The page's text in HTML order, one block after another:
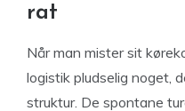
rat
Når man mister sit
logistik pludselig noget,
struktur. De spontane